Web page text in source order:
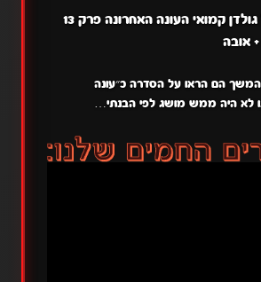
גולדן קמואי העונה האחרונה פרק 13
+ אובה
המשך הם הראו על הסדרה כ״עונה
לא היה ממש מושג לפי הבנתי…